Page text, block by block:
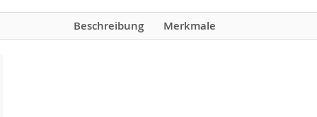
Beschreibung Merkmale